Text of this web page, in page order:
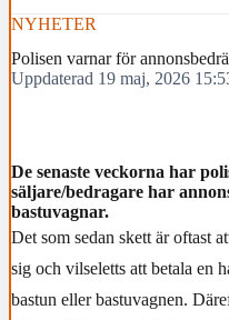
NYHETER
Polisen varnar för
Uppdaterad 19 maj, 2026
De senaste veckorna har
säljare/bedragare har
bastuvagnar.
Det som sedan skett är oftast
sig och vilseletts att betala en
bastun eller bastuvagnen.